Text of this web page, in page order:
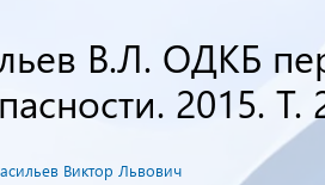
В.Л. ОДКБ
2015.
Виктор Львович